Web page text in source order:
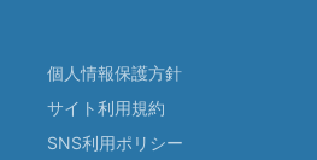
個人情報保護方針
サイト利用規約
SNS利用ポリシー